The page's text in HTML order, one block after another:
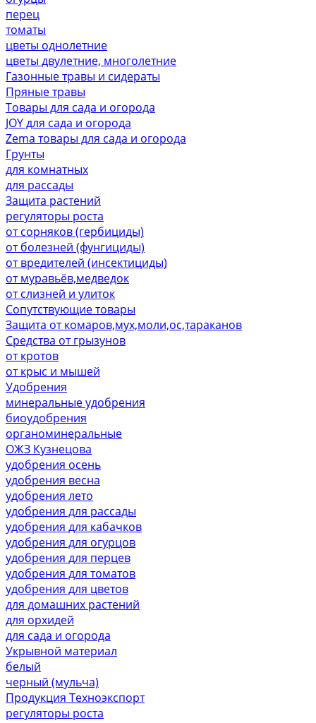
перец
томаты
цветы однолетние
цветы двулетние, многолетние
Газонные травы и сидераты
Пряные травы
Товары для сада и огорода
JOY для сада и огорода
Zema товары для сада и огорода
Грунты
для комнатных
для рассады
Защита растений
регуляторы роста
от сорняков (гербициды)
от болезней (фунгициды)
от вредителей (инсектициды)
от муравьёв,медведок
от слизней и улиток
Сопутствующие товары
Защита от комаров,мух,моли,ос,тараканов
Средства от грызунов
от кротов
от крыс и мышей
Удобрения
минеральные удобрения
биоудобрения
органоминеральные
ОЖЗ Кузнецова
удобрения осень
удобрения весна
удобрения лето
удобрения для рассады
удобрения для кабачков
удобрения для огурцов
удобрения для перцев
удобрения для томатов
удобрения для цветов
для домашних растений
для орхидей
для сада и огорода
Укрывной материал
белый
черный (мульча)
Продукция Техноэкспорт
регуляторы роста